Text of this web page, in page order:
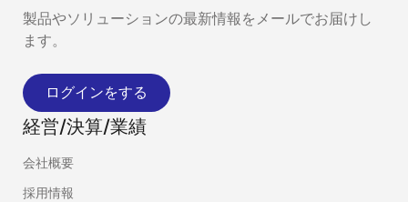
製品やソリューションの最新情報をメールでお届けし
ます。
ログインをする
経営/決算/業績
会社概要
採用情報